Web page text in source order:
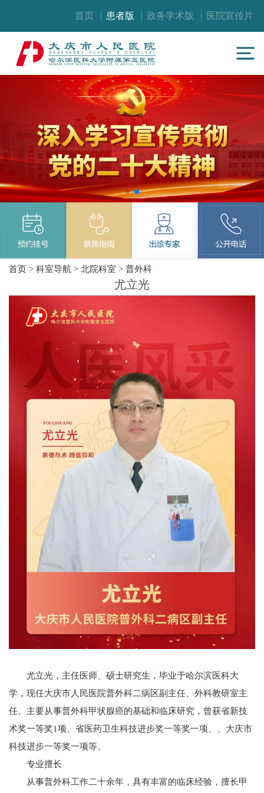
首页 患者版 政务学术版 医院宣传片
首页 >科室导航 >北院科室 >普外科
尤立光
尤立光，主任医师、硕士研究生，毕业于哈尔滨医科大
学，现任大庆市人民医院普外科二病区副主任、外科教研室主
任。主要从事普外科甲状腺癌的基础和临床研究，曾获省新技
术奖一等奖1项、省医药卫生科技进步奖一等奖一项、、大庆市
科技进步一等奖一项等。
专业擅长
从事普外科工作二十余年，具有丰富的临床经验，擅长甲